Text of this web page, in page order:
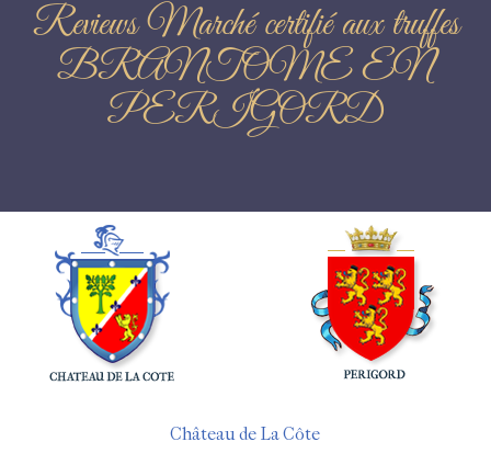
Reviews Marché certifié aux truffes
BRANTOME EN
PERIGORD
Château de La Côte